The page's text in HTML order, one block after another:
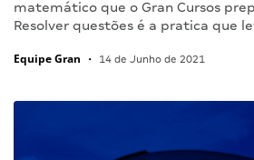
matemático que o Gran Cursos
Resolver questões é a pratica que
Equipe Gran • 14 de Junho de 2021